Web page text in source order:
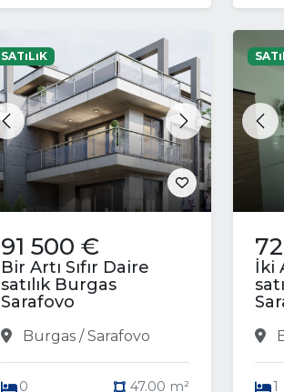
Previous Next
SATıLıK
91 500 €
Bir Artı Sıfır Daire
satılık Burgas
Sarafovo
Burgas / Sarafovo
0 47.00 m²
İki
1